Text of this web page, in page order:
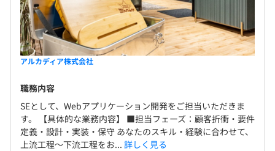
アルカディア株式会社
職務内容
SEとして、Webアプリケーション開発をご担当いただきま
す。 【具体的な業務内容】 ■担当フェーズ：顧客折衝・要件
定義・設計・実装・保守 あなたのスキル・経験に合わせて、
上流工程～下流工程をお... 詳しく見る